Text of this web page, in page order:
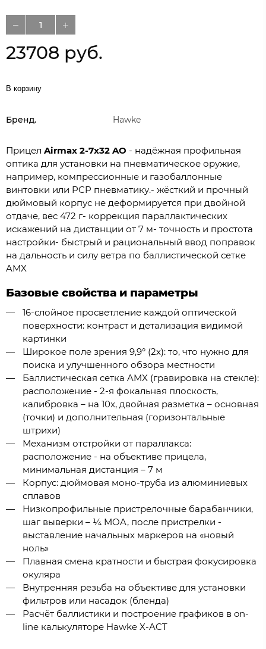
23708 руб.
В корзину
Бренд. Hawke
Прицел Airmax 2-7x32 AO - надёжная профильная
оптика для установки на пневматическое оружие,
например, компрессионные и газобаллонные
винтовки или PCP пневматику.- жёсткий и прочный
дюймовый корпус не деформируется при двойной
отдаче, вес 472 г- коррекция параллактических
искажений на дистанции от 7 м- точность и простота
настройки- быстрый и рациональный ввод поправок
на дальность и силу ветра по баллистической сетке
AMX
Базовые свойства и параметры
16-слойное просветление каждой оптической
поверхности: контраст и детализация видимой
картинки
Широкое поле зрения 9,9° (2x): то, что нужно для
поиска и улучшенного обзора местности
Баллистическая сетка AMX (гравировка на стекле):
расположение - 2-я фокальная плоскость,
калибровка – на 10x, двойная разметка – основная
(точки) и дополнительная (горизонтальные
штрихи)
Механизм отстройки от параллакса:
расположение - на объективе прицела,
минимальная дистанция – 7 м
Корпус: дюймовая моно-труба из алюминиевых
сплавов
Низкопрофильные пристрелочные барабанчики,
шаг выверки – ¼ MOA, после пристрелки -
выставление начальных маркеров на «новый
ноль»
Плавная смена кратности и быстрая фокусировка
окуляра
Внутренняя резьба на объективе для установки
фильтров или насадок (бленда)
Расчёт баллистики и построение графиков в on-
line калькуляторе Hawke X-ACT